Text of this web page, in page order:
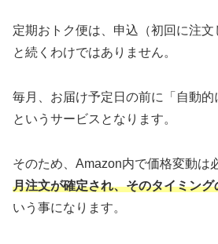
定期おトク便は、申込（初回に注
と続くわけではありません。
毎月、お届け予定日の前に「自動的
というサービスとなります。
そのため、Amazon内で価格変動は
月注文が確定され、そのタイミン
いう事になります。